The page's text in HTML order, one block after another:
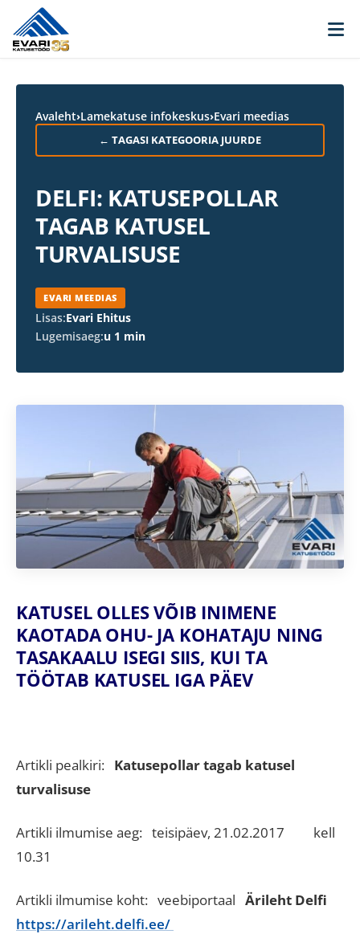
Skip to content
Avaleht›Lamekatuse infokeskus›Evari meedias
← TAGASI KATEGOORIA JUURDE
DELFI: KATUSEPOLLAR
TAGAB KATUSEL
TURVALISUSE
EVARI MEEDIAS
Lisas:Evari Ehitus
Lugemisaeg:u 1 min
KATUSEL OLLES VÕIB INIMENE
KAOTADA OHU- JA KOHATAJU NING
TASAKAALU ISEGI SIIS, KUI TA
TÖÖTAB KATUSEL IGA PÄEV
Artikli pealkiri: Katusepollar tagab katusel
turvalisuse
Artikli ilmumise aeg: teisipäev, 21.02.2017 kell
10.31
Artikli ilmumise koht: veebiportaal Ärileht Delfi
https://arileht.delfi.ee/